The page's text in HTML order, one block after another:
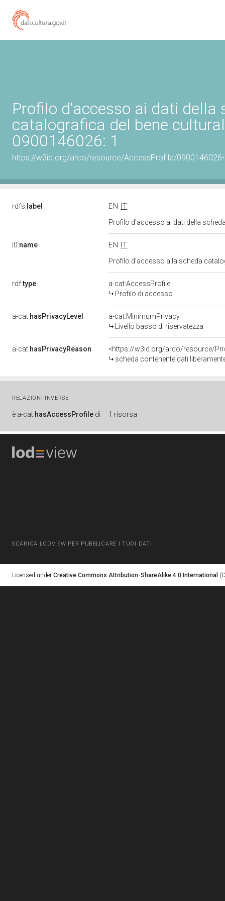
Profilo d'accesso ai dati della
catalografica del bene
0900146026: 1
https://w3id.org/arco/resource/AccessProfile/
rdfs: label EN
IT
Profilo d'accesso ai dati della
l0:name EN
IT
Profilo d'accesso alla scheda
rdf:type
a-cat:AccessProfile
Profilo di accesso
a-cat:hasPrivacyLevel
a-cat:MinimumPrivacy
Livello basso di riservatezza
a-cat:hasPrivacyReason
<https://w3id.org/arco/resource/
scheda contenente dati
RELAZIONI INVERSE
è a-cat:hasAccessProfile di 1 risorsa
SCARICA LODVIEW PER PUBBLICARE I TUOI DATI
Licensed under Creative Commons Attribution-ShareAlike 4.0 International